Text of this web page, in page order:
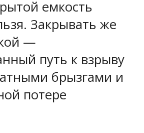
емкость
Закрывать же
—
путь к взрыву
брызгами и
потере